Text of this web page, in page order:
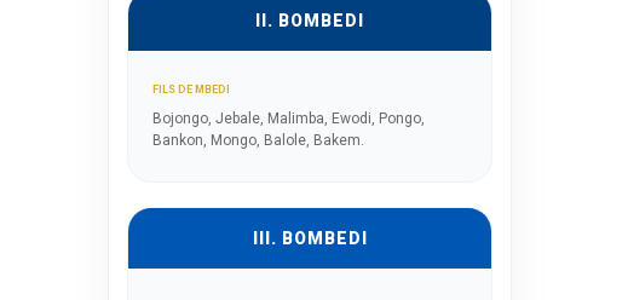
II. BOMBEDI
FILS DE MBEDI
Bojongo, Jebale, Malimba, Ewodi, Pongo,
Bankon, Mongo, Balole, Bakem.
III. BOMBEDI